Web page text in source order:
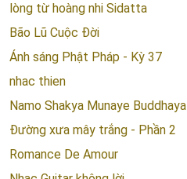
lòng từ hoàng nhi Sidatta
Bão Lũ Cuộc Đời
Ánh sáng Phật Pháp - Kỳ 37
nhac thien
Namo Shakya Munaye Buddhaya
Đường xưa mây trắng - Phần 2
Romance De Amour